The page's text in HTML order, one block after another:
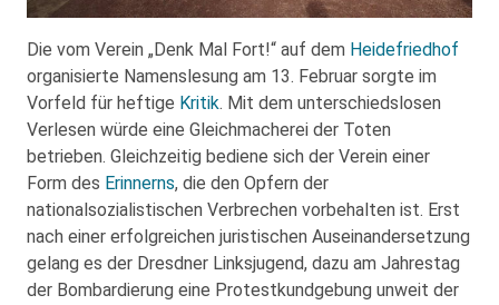
Die vom Verein „Denk Mal Fort!“ auf dem Heidefriedhof
organisierte Namenslesung am 13. Februar sorgte im
Vorfeld für heftige Kritik. Mit dem unterschiedslosen
Verlesen würde eine Gleichmacherei der Toten
betrieben. Gleichzeitig bediene sich der Verein einer
Form des Erinnerns, die den Opfern der
nationalsozialistischen Verbrechen vorbehalten ist. Erst
nach einer erfolgreichen juristischen Auseinandersetzung
gelang es der Dresdner Linksjugend, dazu am Jahrestag
der Bombardierung eine Protestkundgebung unweit der